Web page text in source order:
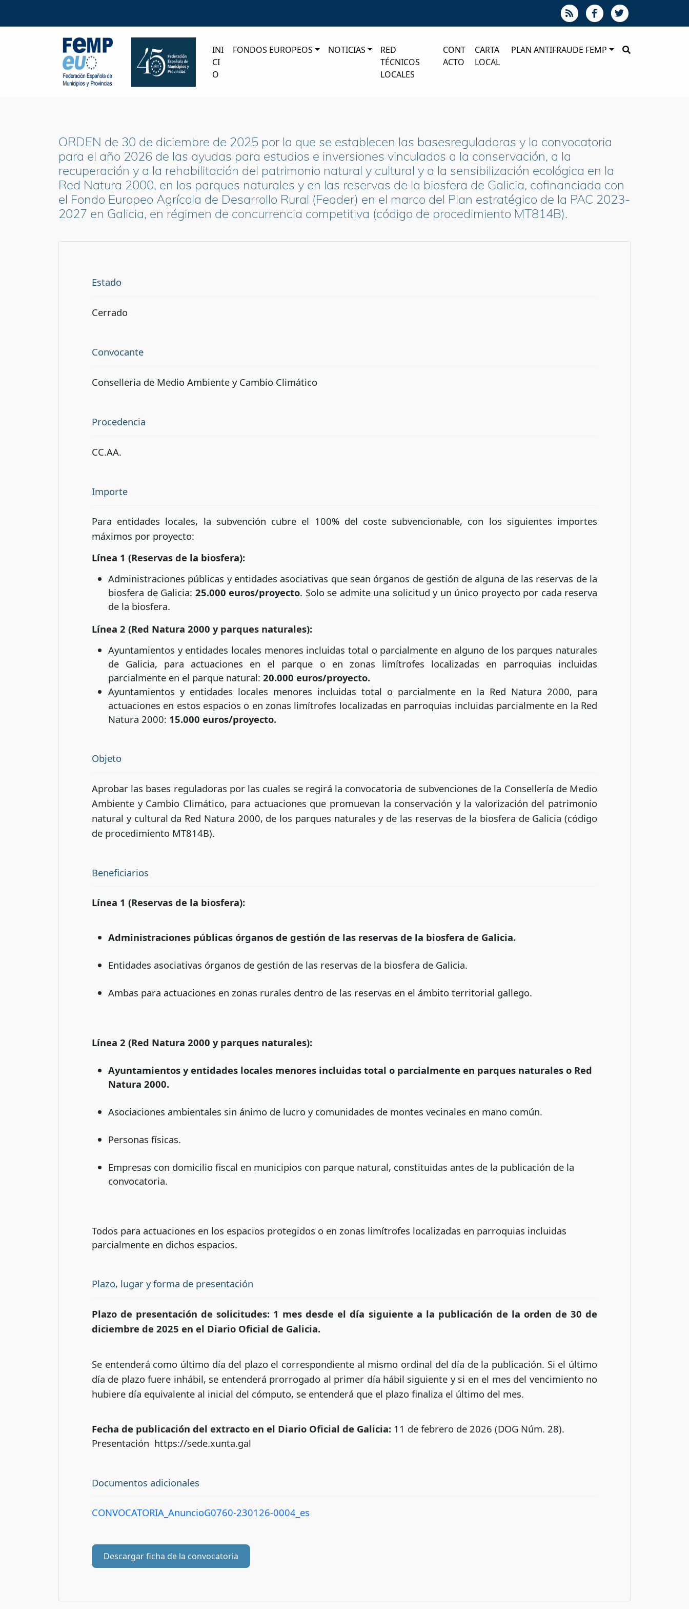
INI
CI
O
FONDOS EUROPEOS NOTICIAS
RED
TÉCNICOS
LOCALES
CONT
ACTO
CARTA
LOCAL
PLAN ANTIFRAUDE FEMP
ORDEN de 30 de diciembre de 2025 por la que se establecen las basesreguladoras y la convocatoria
para el año 2026 de las ayudas para estudios e inversiones vinculados a la conservación, a la
recuperación y a la rehabilitación del patrimonio natural y cultural y a la sensibilización ecológica en la
Red Natura 2000, en los parques naturales y en las reservas de la biosfera de Galicia, cofinanciada con
el Fondo Europeo Agrícola de Desarrollo Rural (Feader) en el marco del Plan estratégico de la PAC 2023-
2027 en Galicia, en régimen de concurrencia competitiva (código de procedimiento MT814B).
Estado
Cerrado
Convocante
Conselleria de Medio Ambiente y Cambio Climático
Procedencia
CC.AA.
Importe
Para entidades locales, la subvención cubre el 100% del coste subvencionable, con los siguientes importes
máximos por proyecto:
Línea 1 (Reservas de la biosfera):
Administraciones públicas y entidades asociativas que sean órganos de gestión de alguna de las reservas de la
biosfera de Galicia: 25.000 euros/proyecto. Solo se admite una solicitud y un único proyecto por cada reserva
de la biosfera.
Línea 2 (Red Natura 2000 y parques naturales):
Ayuntamientos y entidades locales menores incluidas total o parcialmente en alguno de los parques naturales
de Galicia, para actuaciones en el parque o en zonas limítrofes localizadas en parroquias incluidas
parcialmente en el parque natural: 20.000 euros/proyecto.
Ayuntamientos y entidades locales menores incluidas total o parcialmente en la Red Natura 2000, para
actuaciones en estos espacios o en zonas limítrofes localizadas en parroquias incluidas parcialmente en la Red
Natura 2000: 15.000 euros/proyecto.
Objeto
Aprobar las bases reguladoras por las cuales se regirá la convocatoria de subvenciones de la Consellería de Medio
Ambiente y Cambio Climático, para actuaciones que promuevan la conservación y la valorización del patrimonio
natural y cultural da Red Natura 2000, de los parques naturales y de las reservas de la biosfera de Galicia (código
de procedimiento MT814B).
Beneficiarios
Línea 1 (Reservas de la biosfera):
Administraciones públicas órganos de gestión de las reservas de la biosfera de Galicia.
Entidades asociativas órganos de gestión de las reservas de la biosfera de Galicia.
Ambas para actuaciones en zonas rurales dentro de las reservas en el ámbito territorial gallego.
Línea 2 (Red Natura 2000 y parques naturales):
Ayuntamientos y entidades locales menores incluidas total o parcialmente en parques naturales o Red
Natura 2000.
Asociaciones ambientales sin ánimo de lucro y comunidades de montes vecinales en mano común.
Personas físicas.
Empresas con domicilio fiscal en municipios con parque natural, constituidas antes de la publicación de la
convocatoria.
Todos para actuaciones en los espacios protegidos o en zonas limítrofes localizadas en parroquias incluidas
parcialmente en dichos espacios.
Plazo, lugar y forma de presentación
Plazo de presentación de solicitudes: 1 mes desde el día siguiente a la publicación de la orden de 30 de
diciembre de 2025 en el Diario Oficial de Galicia.
Se entenderá como último día del plazo el correspondiente al mismo ordinal del día de la publicación. Si el último
día de plazo fuere inhábil, se entenderá prorrogado al primer día hábil siguiente y si en el mes del vencimiento no
hubiere día equivalente al inicial del cómputo, se entenderá que el plazo finaliza el último del mes.
Fecha de publicación del extracto en el Diario Oficial de Galicia: 11 de febrero de 2026 (DOG Núm. 28).
Presentación https://sede.xunta.gal
Documentos adicionales
CONVOCATORIA_AnuncioG0760-230126-0004_es
Descargar ficha de la convocatoria